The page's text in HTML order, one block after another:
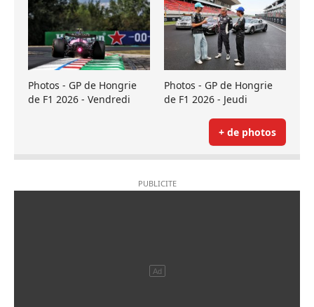
Photos - GP de Hongrie
de F1 2026 - Vendredi
Photos - GP de Hongrie
de F1 2026 - Jeudi
+ de photos